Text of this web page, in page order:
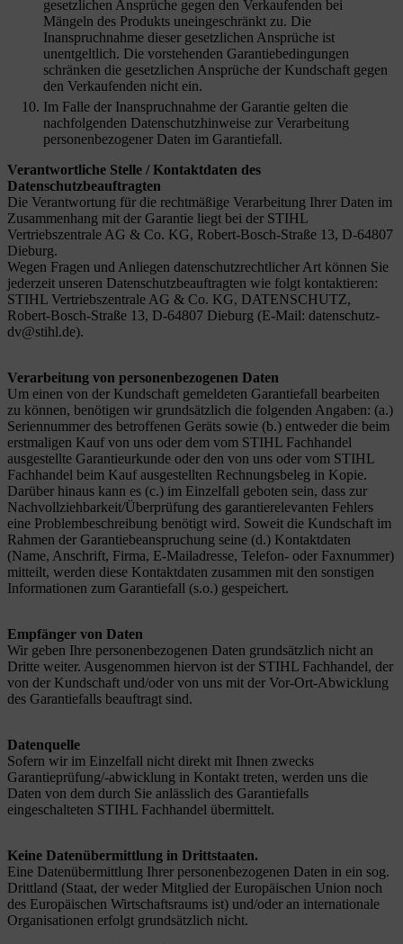
gesetzlichen Ansprüche gegen den Verkaufenden bei
Mängeln des Produkts uneingeschränkt zu. Die
Inanspruchnahme dieser gesetzlichen Ansprüche ist
unentgeltlich. Die vorstehenden Garantiebedingungen
schränken die gesetzlichen Ansprüche der Kundschaft gegen
den Verkaufenden nicht ein.
Im Falle der Inanspruchnahme der Garantie gelten die
nachfolgenden Datenschutzhinweise zur Verarbeitung
personenbezogener Daten im Garantiefall.
Verantwortliche Stelle / Kontaktdaten des
Datenschutzbeauftragten
Die Verantwortung für die rechtmäßige Verarbeitung Ihrer Daten im
Zusammenhang mit der Garantie liegt bei der STIHL
Vertriebszentrale AG & Co. KG, Robert-Bosch-Straße 13, D-64807
Dieburg.
Wegen Fragen und Anliegen datenschutzrechtlicher Art können Sie
jederzeit unseren Datenschutzbeauftragten wie folgt kontaktieren:
STIHL Vertriebszentrale AG & Co. KG, DATENSCHUTZ,
Robert-Bosch-Straße 13, D-64807 Dieburg (E-Mail: datenschutz-
dv@stihl.de).
Verarbeitung von personenbezogenen Daten
Um einen von der Kundschaft gemeldeten Garantiefall bearbeiten
zu können, benötigen wir grundsätzlich die folgenden Angaben: (a.)
Seriennummer des betroffenen Geräts sowie (b.) entweder die beim
erstmaligen Kauf von uns oder dem vom STIHL Fachhandel
ausgestellte Garantieurkunde oder den von uns oder vom STIHL
Fachhandel beim Kauf ausgestellten Rechnungsbeleg in Kopie.
Darüber hinaus kann es (c.) im Einzelfall geboten sein, dass zur
Nachvollziehbarkeit/Überprüfung des garantierelevanten Fehlers
eine Problembeschreibung benötigt wird. Soweit die Kundschaft im
Rahmen der Garantiebeanspruchung seine (d.) Kontaktdaten
(Name, Anschrift, Firma, E-Mailadresse, Telefon- oder Faxnummer)
mitteilt, werden diese Kontaktdaten zusammen mit den sonstigen
Informationen zum Garantiefall (s.o.) gespeichert.
Empfänger von Daten
Wir geben Ihre personenbezogenen Daten grundsätzlich nicht an
Dritte weiter. Ausgenommen hiervon ist der STIHL Fachhandel, der
von der Kundschaft und/oder von uns mit der Vor-Ort-Abwicklung
des Garantiefalls beauftragt sind.
Datenquelle
Sofern wir im Einzelfall nicht direkt mit Ihnen zwecks
Garantieprüfung/-abwicklung in Kontakt treten, werden uns die
Daten von dem durch Sie anlässlich des Garantiefalls
eingeschalteten STIHL Fachhandel übermittelt.
Keine Datenübermittlung in Drittstaaten.
Eine Datenübermittlung Ihrer personenbezogenen Daten in ein sog.
Drittland (Staat, der weder Mitglied der Europäischen Union noch
des Europäischen Wirtschaftsraums ist) und/oder an internationale
Organisationen erfolgt grundsätzlich nicht.